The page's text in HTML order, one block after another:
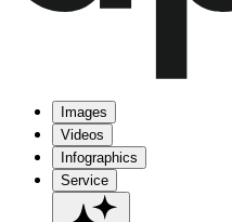
Images
Videos
Infographics
Service